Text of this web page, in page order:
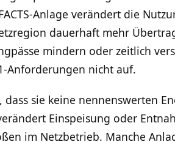
Anlage verändert die
dauerhaft mehr
mindern oder zeitlich
Anforderungen nicht auf.
dass sie keine nennenswerten
Einspeisung oder
im Netzbetrieb. Manche